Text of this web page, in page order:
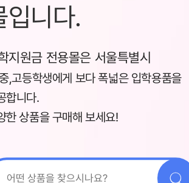
입니다.
지원금 전용몰은 서울특별시
,고등학생에게 보다 폭넓은 입학용품을
합니다.
한 상품을 구매해 보세요!